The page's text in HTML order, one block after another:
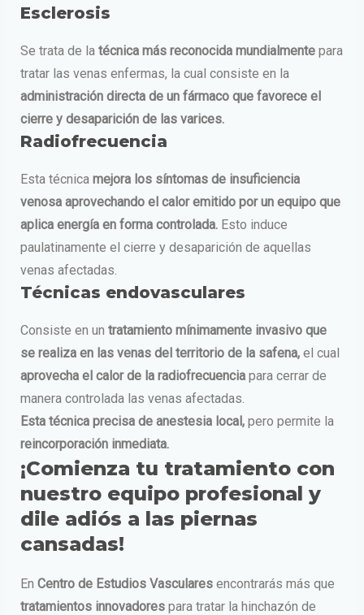
Esclerosis
Se trata de la técnica más reconocida mundialmentepara
tratar las venas enfermas, la cual consiste en la
administración directa de un fármaco que favorece el
cierre y desaparición de las varices.
Radiofrecuencia
Esta técnica mejora los síntomas de insuficiencia
venosa aprovechando el calor emitido por un equipo que
aplica energía en forma controlada.Esto induce
paulatinamente el cierre y desaparición de aquellas
venas afectadas.
Técnicas endovasculares
Consiste en un tratamiento mínimamente invasivo que
se realiza en las venas del territorio de la safena,el cual
aprovecha el calor de la radiofrecuenciapara cerrar de
manera controlada las venas afectadas.
Esta técnica precisa de anestesia local,pero permite la
reincorporación inmediata.
¡Comienza tu tratamiento con
nuestro equipo profesional y
dile adiós a las piernas
cansadas!
En Centro de Estudios Vasculares encontrarás más que
tratamientos innovadorespara tratar la hinchazón de